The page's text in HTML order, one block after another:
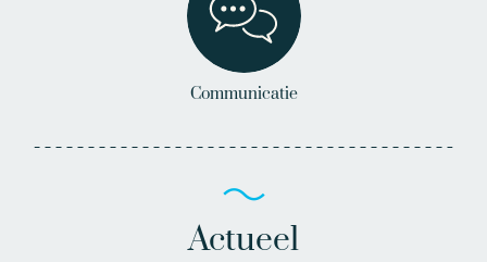
Communicatie
Actueel